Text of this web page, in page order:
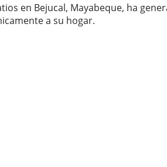
en Bejucal, Mayabeque, ha
a su hogar.